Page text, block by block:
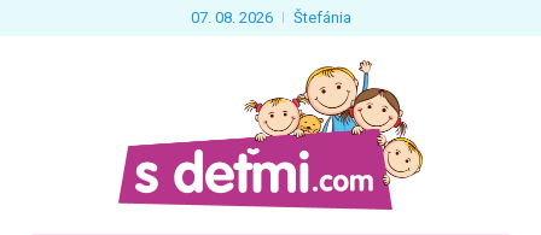
07. 08. 2026 Štefánia